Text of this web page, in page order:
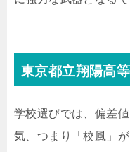
東京都立翔陽高
学校選びでは、偏差
気、つまり「校風」